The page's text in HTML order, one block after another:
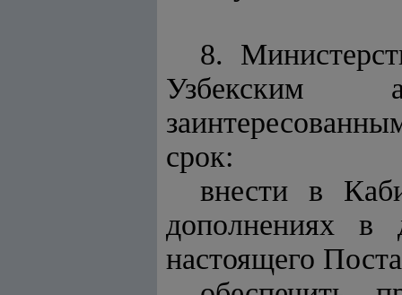
8.
Узбекским
срок:
внести в
дополнениях в
настоящего